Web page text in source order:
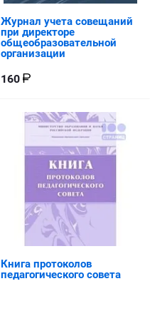
Журнал учета совещаний
при директоре
общеобразовательной
организации
160
Книга протоколов
педагогического совета